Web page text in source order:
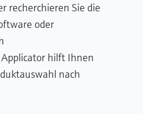
recherchieren Sie die
oder
hilft Ihnen
nach